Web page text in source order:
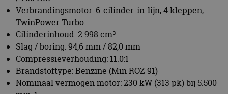
min-1
Specifiek vermogen: 76,7 kW/l
Elektromotor (technologie): BMW eDrive
synchroonmotor geïntegreerd in transmissie
Nominaal vermogen / koppel elektromotor: 145 kW
(197 pk) bij 6.000 t/min / 280 Nm bij 1.000 – 5.000
t/min